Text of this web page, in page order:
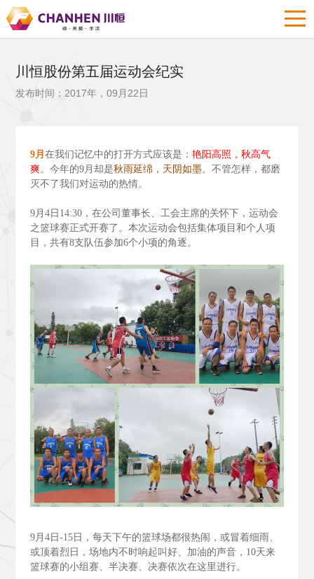
川恒股份第五届运动会纪实
发布时间：2017年，09月22日
9月 在我们记忆中的打开方式应该是： 艳阳高照，秋高气
爽。今年的9月却是秋雨延绵，天阴如墨。不管怎样，都磨
灭不了我们对运动的热情。
9月4日14:30，在公司董事长、工会主席的关怀下，运动会
之篮球赛正式开赛了。本次运动会包括集体项目和个人项
目，共有8支队伍参加6个小项的角逐。
9月4日-15日，每天下午的篮球场都很热闹，或冒着细雨、
或顶着烈日，场地内不时响起叫好、加油的声音，10天来
篮球赛的小组赛、半决赛、决赛依次在这里进行。